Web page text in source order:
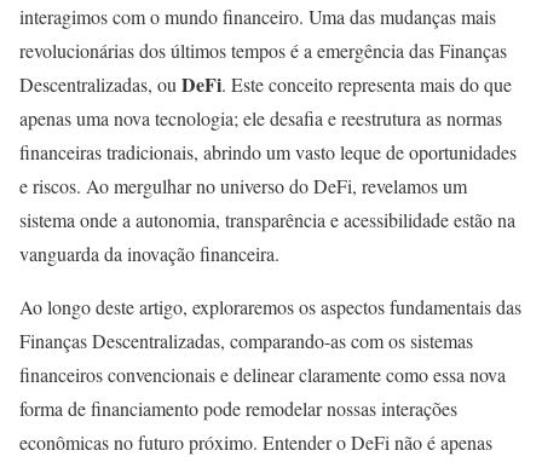
interagimos com o mundo financeiro. Uma das mudanças mais
revolucionárias dos últimos tempos é a emergência das Finanças
Descentralizadas, ou DeFi. Este conceito representa mais do que
apenas uma nova tecnologia; ele desafia e reestrutura as normas
financeiras tradicionais, abrindo um vasto leque de oportunidades
e riscos. Ao mergulhar no universo do DeFi, revelamos um
sistema onde a autonomia, transparência e acessibilidade estão na
vanguarda da inovação financeira.
Ao longo deste artigo, exploraremos os aspectos fundamentais das
Finanças Descentralizadas, comparando-as com os sistemas
financeiros convencionais e delinear claramente como essa nova
forma de financiamento pode remodelar nossas interações
econômicas no futuro próximo. Entender o DeFi não é apenas